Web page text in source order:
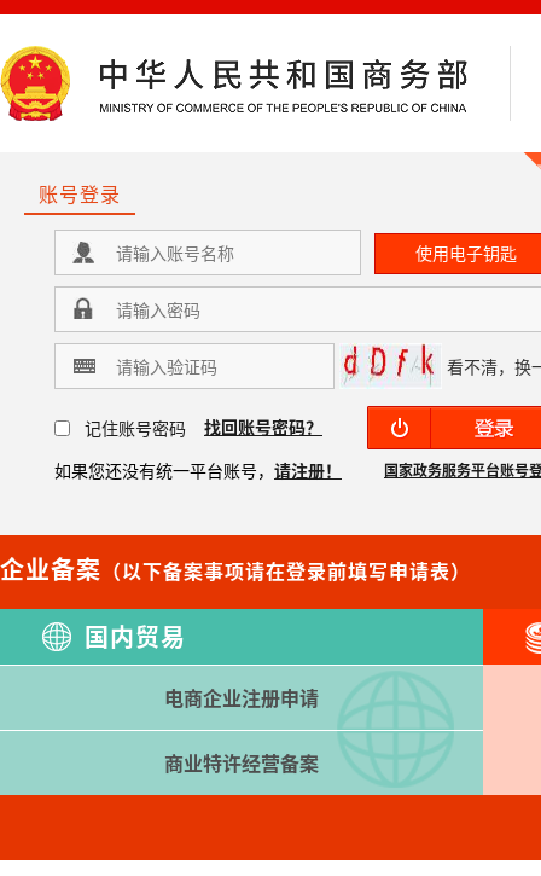
账号登录
看不清，换
记住账号密码
找回账号密码？
如果您还没有统一平台账号， 请注册！ 国家政务服务平台账号
企业备案 （以下备案事项请在登录前填写申请表）
国内贸易
电商企业注册申请
商业特许经营备案